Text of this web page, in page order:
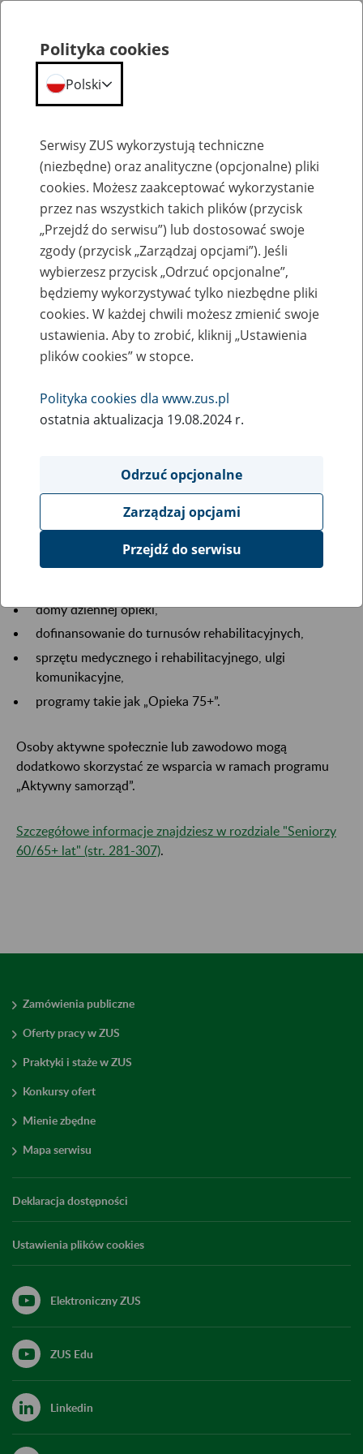
Wsparcie na każdym etapie życia
Seniorzy 60/65+ lat
Osoby w wieku emerytalnym z niepełnosprawnością
często mierzą się z pogorszeniem zdrowia, samotnością i
ograniczoną mobilnością. Potrzebują nie tylko wsparcia
zdrowotnego i socjalnego, ale też systematycznej opieki.
Najważniejsze formy pomocy obejmują:
domy dziennej opieki,
dofinansowanie do turnusów rehabilitacyjnych,
sprzętu medycznego i rehabilitacyjnego, ulgi
komunikacyjne,
programy takie jak „Opieka 75+”.
Osoby aktywne społecznie lub zawodowo mogą
dodatkowo skorzystać ze wsparcia w ramach programu
„Aktywny samorząd”.
Szczegółowe informacje znajdziesz w rozdziale "Seniorzy
60/65+ lat​​​​​​​" (str. 281-307)
Zamówienia publiczne
Oferty pracy w ZUS
Praktyki i staże w ZUS
Konkursy ofert
Mienie zbędne
Mapa serwisu
Deklaracja dostępności
Ustawienia plików cookies
Elektroniczny ZUS
ZUS Edu
Linkedin
Polityka cookies
Polski
Serwisy ZUS wykorzystują techniczne
(niezbędne) oraz analityczne (opcjonalne) pliki
cookies. Możesz zaakceptować wykorzystanie
przez nas wszystkich takich plików (przycisk
„Przejdź do serwisu”) lub dostosować swoje
zgody (przycisk „Zarządzaj opcjami”). Jeśli
wybierzesz przycisk „Odrzuć opcjonalne”,
będziemy wykorzystywać tylko niezbędne pliki
cookies. W każdej chwili możesz zmienić swoje
ustawienia. Aby to zrobić, kliknij „Ustawienia
plików cookies” w stopce.
Polityka cookies dla www.zus.pl
ostatnia aktualizacja 19.08.2024 r.
Odrzuć opcjonalne
Zarządzaj opcjami
Przejdź do serwisu